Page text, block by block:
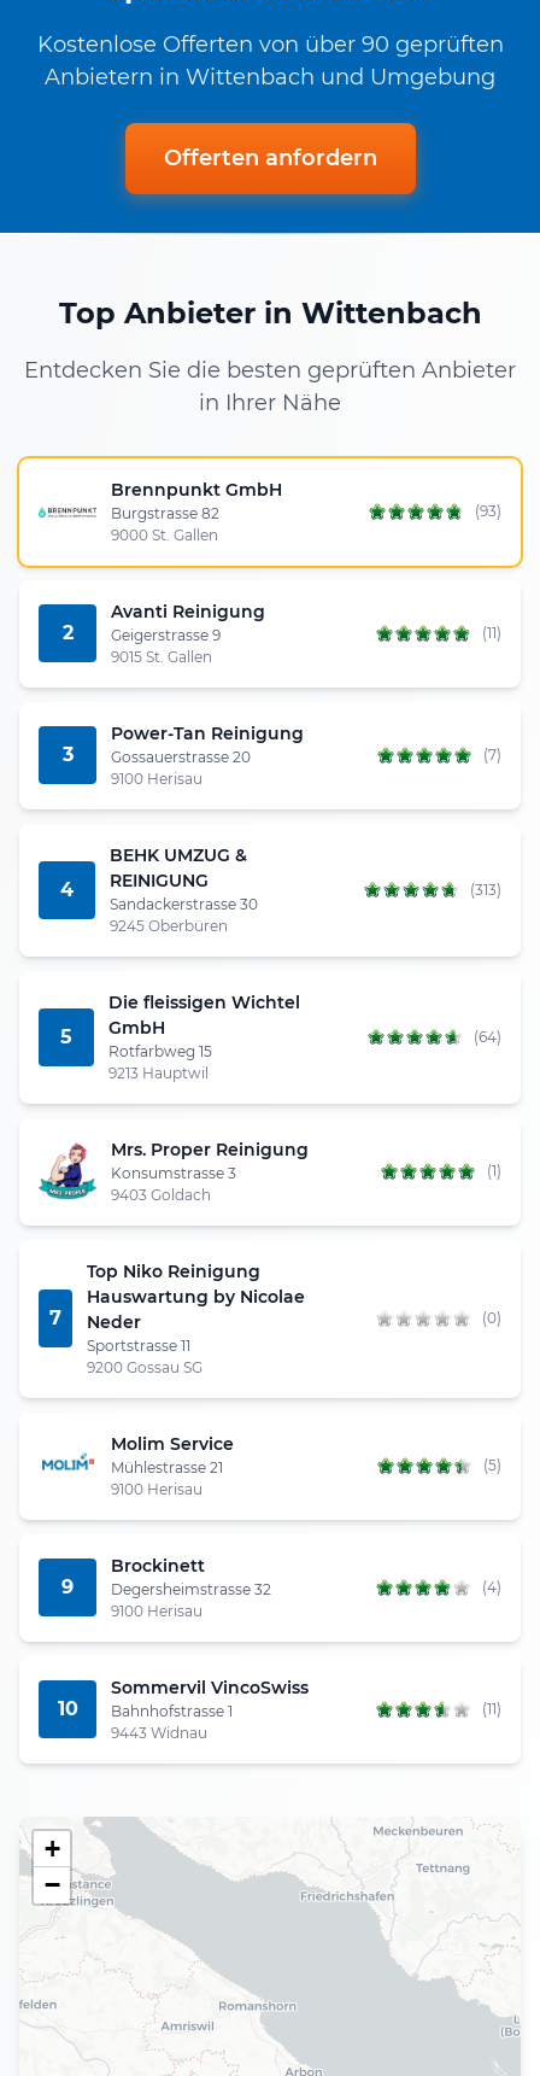
Kostenlose Offerten von über 90 geprüften
Anbietern in Wittenbach und Umgebung
Offerten anfordern
Top Anbieter in Wittenbach
Entdecken Sie die besten geprüften Anbieter
in Ihrer Nähe
Brennpunkt GmbH
Burgstrasse 82
9000 St. Gallen
(93)
2
Avanti Reinigung
Geigerstrasse 9
9015 St. Gallen
(11)
3
Power-Tan Reinigung
Gossauerstrasse 20
9100 Herisau
(7)
4
BEHK UMZUG &
REINIGUNG
Sandackerstrasse 30
9245 Oberbüren
(313)
5
Die fleissigen Wichtel
GmbH
Rotfarbweg 15
9213 Hauptwil
(64)
Mrs. Proper Reinigung
Konsumstrasse 3
9403 Goldach
(1)
7
Top Niko Reinigung
Hauswartung by Nicolae
Neder
Sportstrasse 11
9200 Gossau SG
(0)
Molim Service
Mühlestrasse 21
9100 Herisau
(5)
9
Brockinett
Degersheimstrasse 32
9100 Herisau
(4)
10
Sommervil VincoSwiss
Bahnhofstrasse 1
9443 Widnau
(11)
+
−